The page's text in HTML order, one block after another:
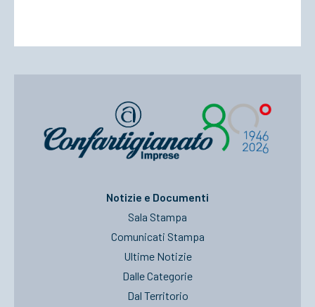
Notizie e Documenti
Sala Stampa
Comunicati Stampa
Ultime Notizie
Dalle Categorie
Dal Territorio